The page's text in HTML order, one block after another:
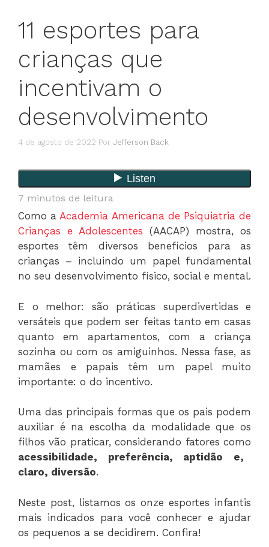
11 esportes para
crianças que
incentivam o
desenvolvimento
4 de agosto de 2022 Por Jefferson Back
7 minutos de leitura
Como a Academia Americana de Psiquiatria de
Crianças e Adolescentes (AACAP) mostra, os
esportes têm diversos benefícios para as
crianças – incluindo um papel fundamental
no seu desenvolvimento físico, social e mental.
E o melhor: são práticas superdivertidas e
versáteis que podem ser feitas tanto em casas
quanto em apartamentos, com a criança
sozinha ou com os amiguinhos. Nessa fase, as
mamães e papais têm um papel muito
importante: o do incentivo.
Uma das principais formas que os pais podem
auxiliar é na escolha da modalidade que os
filhos vão praticar, considerando fatores como
acessibilidade, preferência, aptidão e,
claro, diversão.
Neste post, listamos os onze esportes infantis
mais indicados para você conhecer e ajudar
os pequenos a se decidirem. Confira!